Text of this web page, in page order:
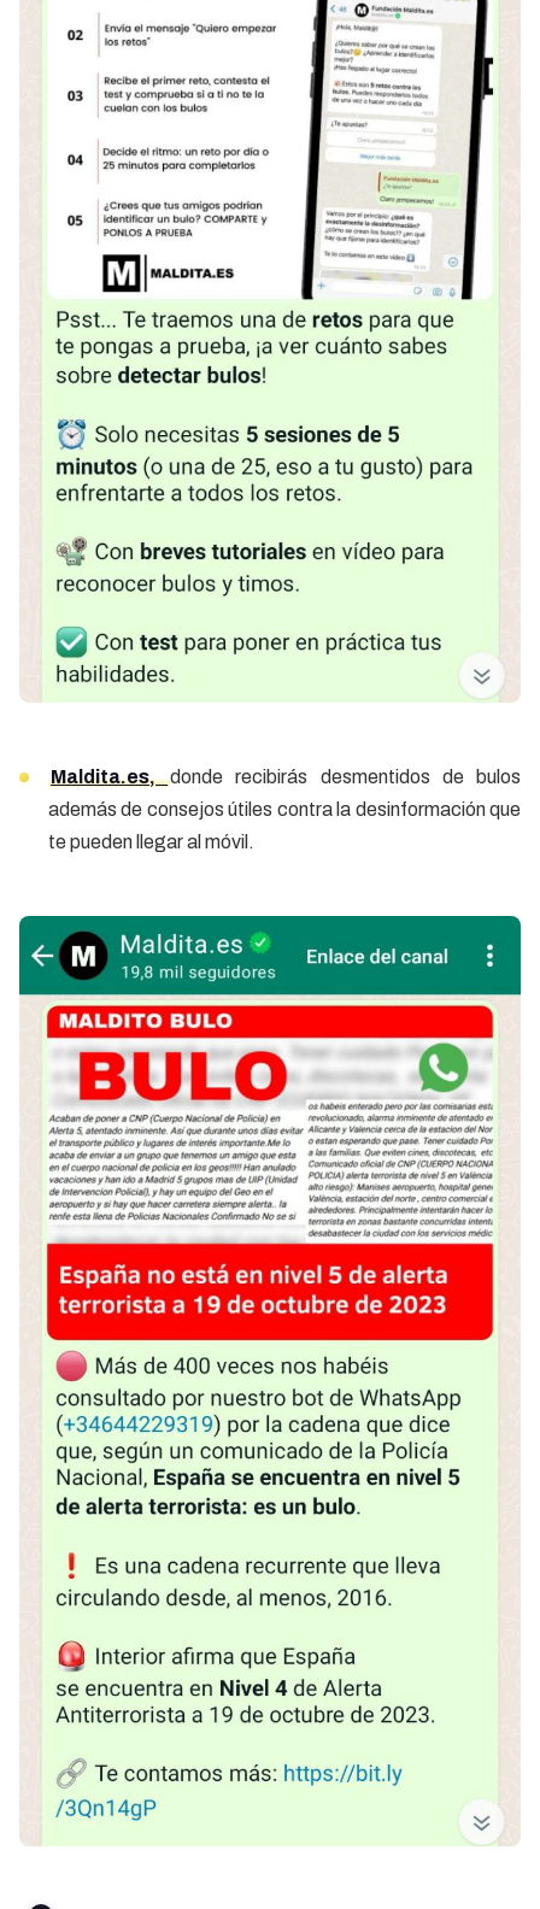
Maldita.es,donde recibirás desmentidos de bulos
además de consejos útiles contra la desinformación que
te pueden llegar al móvil.